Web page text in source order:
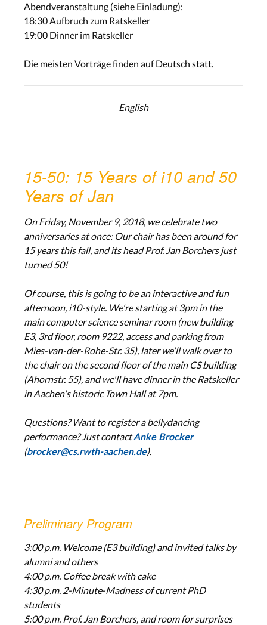
Abendveranstaltung (siehe Einladung):
18:30 Aufbruch zum Ratskeller
19:00 Dinner im Ratskeller
Die meisten Vorträge finden auf Deutsch statt.
English
15-50: 15 Years of i10 and 50
Years of Jan
On Friday, November 9, 2018, we celebrate two
anniversaries at once: Our chair has been around for
15 years this fall, and its head Prof. Jan Borchers just
turned 50!
Of course, this is going to be an interactive and fun
afternoon, i10-style. We're starting at 3pm in the
main computer science seminar room (new building
E3, 3rd floor, room 9222, access and parking from
Mies-van-der-Rohe-Str. 35), later we'll walk over to
the chair on the second floor of the main CS building
(Ahornstr. 55), and we'll have dinner in the Ratskeller
in Aachen's historic Town Hall at 7pm.
Questions? Want to register a bellydancing
performance? Just contactAnke Brocker
(brocker@cs.rwth-aachen.de).
Preliminary Program
3:00 p.m. Welcome (E3 building) and invited talks by
alumni and others
4:00 p.m. Coffee break with cake
4:30 p.m. 2-Minute-Madness of current PhD
students
5:00 p.m. Prof. Jan Borchers, and room for surprises